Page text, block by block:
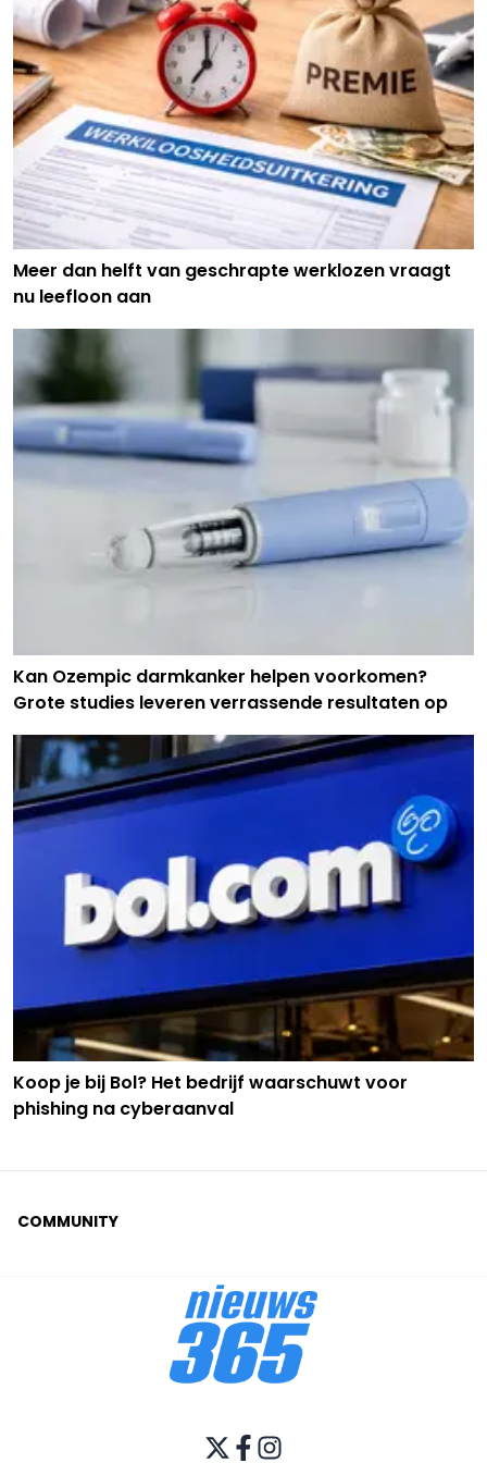
Meer dan helft van geschrapte werklozen vraagt
nu leefloon aan
Kan Ozempic darmkanker helpen voorkomen?
Grote studies leveren verrassende resultaten op
Koop je bij Bol? Het bedrijf waarschuwt voor
phishing na cyberaanval
COMMUNITY